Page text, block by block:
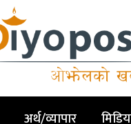
अर्थ/व्यापार